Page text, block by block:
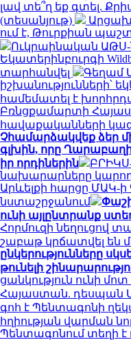
լավ տե՞ղ եք գտել.
(տեսանյութ)
ում է, Թուրքիան
Ուկրաինական ԱԹՍ-
Եկատերինբուրգի
տարհանվել
Գեղամ
իշխանությունների՝
համեմատել է
Բռնցքամարտի
հավաքականների
Չհամարձակվեք ձեր
գլխին, որը
իր որդիներին
նախարարները կարող
Արևելքի հարցը ՄԱԿ-
նստաշրջանում
ունի այլընտրանք
Հորմուզի նեղուցով
շաբաթ կրճատվել են
ընկերությունները
թունելի
ցանկություն ունի
Հայաստան. դեսպան
գոհ է Պենտագոնի
հղիության վարման
Պենտագոնում տեղի է